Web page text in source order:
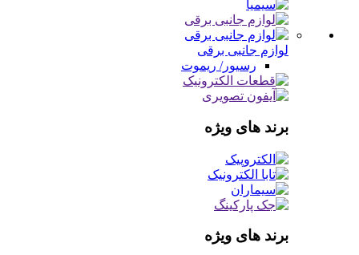
لوازم جانبی برقی
رسیور/ ریموت
برند های ویژه
برند های ویژه